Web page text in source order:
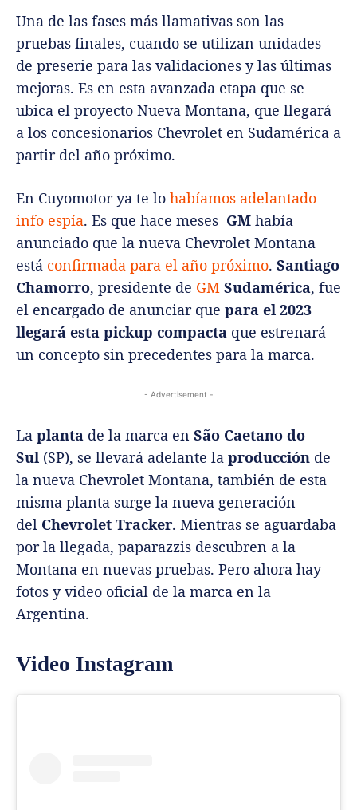
Una de las fases más llamativas son las
pruebas finales, cuando se utilizan unidades
de preserie para las validaciones y las últimas
mejoras. Es en esta avanzada etapa que se
ubica el proyecto Nueva Montana, que llegará
a los concesionarios Chevrolet en Sudamérica a
partir del año próximo.
En Cuyomotor ya te lo habíamos adelantado
info espía. Es que hace meses GM había
anunciado que la nueva Chevrolet Montana
está confirmada para el año próximo. Santiago
Chamorro, presidente de GM Sudamérica, fue
el encargado de anunciar que para el 2023
llegará esta pickup compacta que estrenará
un concepto sin precedentes para la marca.
- Advertisement -
La planta de la marca en São Caetano do
Sul (SP), se llevará adelante la producción de
la nueva Chevrolet Montana, también de esta
misma planta surge la nueva generación
del Chevrolet Tracker. Mientras se aguardaba
por la llegada, paparazzis descubren a la
Montana en nuevas pruebas. Pero ahora hay
fotos y video oficial de la marca en la
Argentina.
Video Instagram